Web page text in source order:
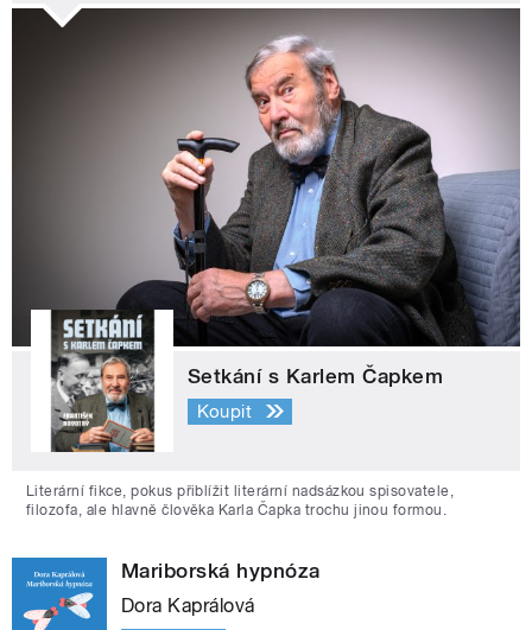
Setkání s Karlem Čapkem
Koupit
Literární fikce, pokus přiblížit literární nadsázkou spisovatele,
filozofa, ale hlavně člověka Karla Čapka trochu jinou formou.
Mariborská hypnóza
Dora Kaprálová